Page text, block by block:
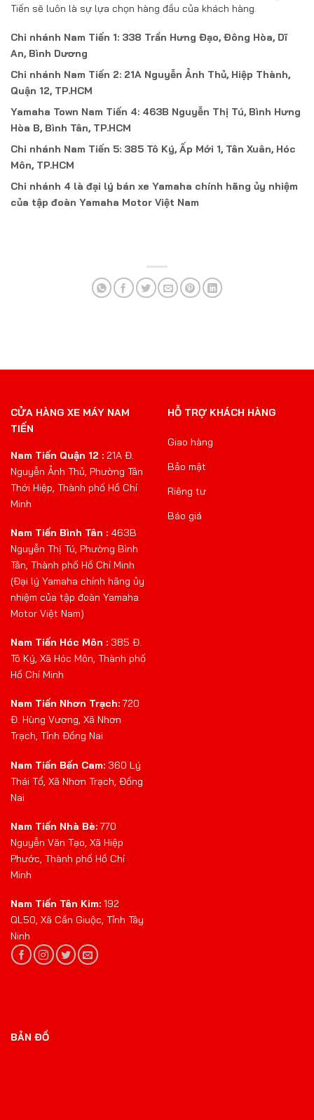
Tiến sẽ luôn là sự lựa chọn hàng đầu của khách hàng.
Chi nhánh Nam Tiến 1: 338 Trần Hưng Đạo, Đông Hòa, Dĩ
An, Bình Dương
Chi nhánh Nam Tiến 2: 21A Nguyễn Ảnh Thủ, Hiệp Thành,
Quận 12, TP.HCM
Yamaha Town Nam Tiến 4: 463B Nguyễn Thị Tú, Bình Hưng
Hòa B, Bình Tân, TP.HCM
Chi nhánh Nam Tiến 5: 385 Tô Ký, Ấp Mới 1, Tân Xuân, Hóc
Môn, TP.HCM
Chi nhánh 4 là đại lý bán xe Yamaha chính hãng ủy nhiệm
của tập đoàn Yamaha Motor Việt Nam
CỬA HÀNG XE MÁY NAM
TIẾN
Nam Tiến Quận 12 : 21A Đ.
Nguyễn Ảnh Thủ, Phường Tân
Thới Hiệp, Thành phố Hồ Chí
Minh
Nam Tiến Bình Tân : 463B
Nguyễn Thị Tú, Phường Bình
Tân, Thành phố Hồ Chí Minh
(Đại lý Yamaha chính hãng ủy
nhiệm của tập đoàn Yamaha
Motor Việt Nam)
Nam Tiến Hóc Môn : 385 Đ.
Tô Ký, Xã Hóc Môn, Thành phố
Hồ Chí Minh
Nam Tiến Nhơn Trạch: 720
Đ. Hùng Vương, Xã Nhơn
Trạch, Tỉnh Đồng Nai
Nam Tiến Bến Cam: 360 Lý
Thái Tổ, Xã Nhơn Trạch, Đồng
Nai
Nam Tiến Nhà Bè: 770
Nguyễn Văn Tạo, Xã Hiệp
Phước, Thành phố Hồ Chí
Minh
Nam Tiến Tân Kim: 192
QL50, Xã Cần Giuộc, Tỉnh Tây
Ninh
HỖ TRỢ KHÁCH HÀNG
Giao hàng
Bảo mật
Riêng tư
Báo giá
BẢN ĐỒ